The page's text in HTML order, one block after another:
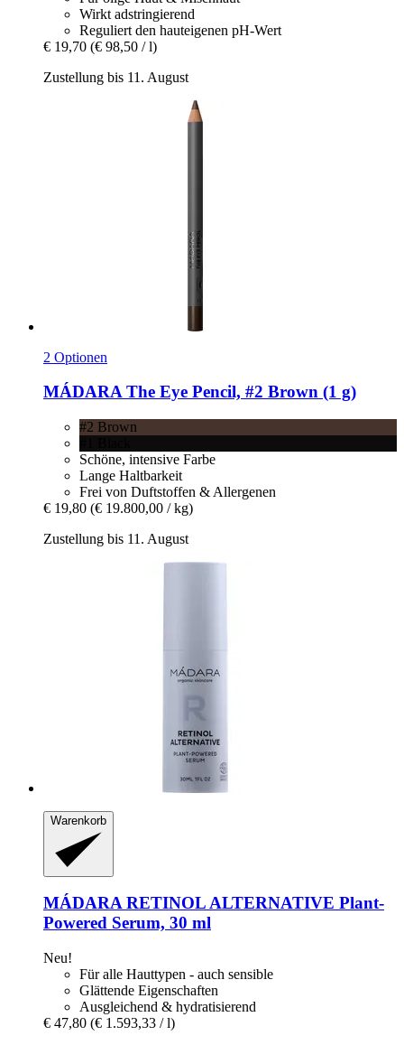
Wirkt adstringierend
Reguliert den hauteigenen pH-Wert
€ 19,70 (€ 98,50 / l)
Zustellung bis 11. August
2 Optionen
MÁDARAThe Eye Pencil, #2 Brown (1 g)
#2 Brown
Schöne, intensive Farbe
Lange Haltbarkeit
Frei von Duftstoffen & Allergenen
€ 19,80 (€ 19.800,00 / kg)
Zustellung bis 11. August
Warenkorb
MÁDARARETINOL ALTERNATIVE Plant-​
Powered Serum, 30 ml
Neu!
Für alle Hauttypen - auch sensible
Glättende Eigenschaften
Ausgleichend & hydratisierend
€ 47,80 (€ 1.593,33 / l)